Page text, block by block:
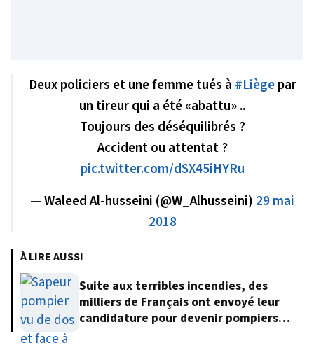
Deux policiers et une femme tués à #Liègepar
un tireur qui a été «abattu» ..
Toujours des déséquilibrés ?
Accident ou attentat ?
pic.twitter.com/dSX45iHYRu
— Waleed Al-husseini (@W_Alhusseini) 29 mai
2018
À LIRE AUSSI
Suite aux terribles incendies, des
milliers de Français ont envoyé leur
candidature pour devenir pompiers